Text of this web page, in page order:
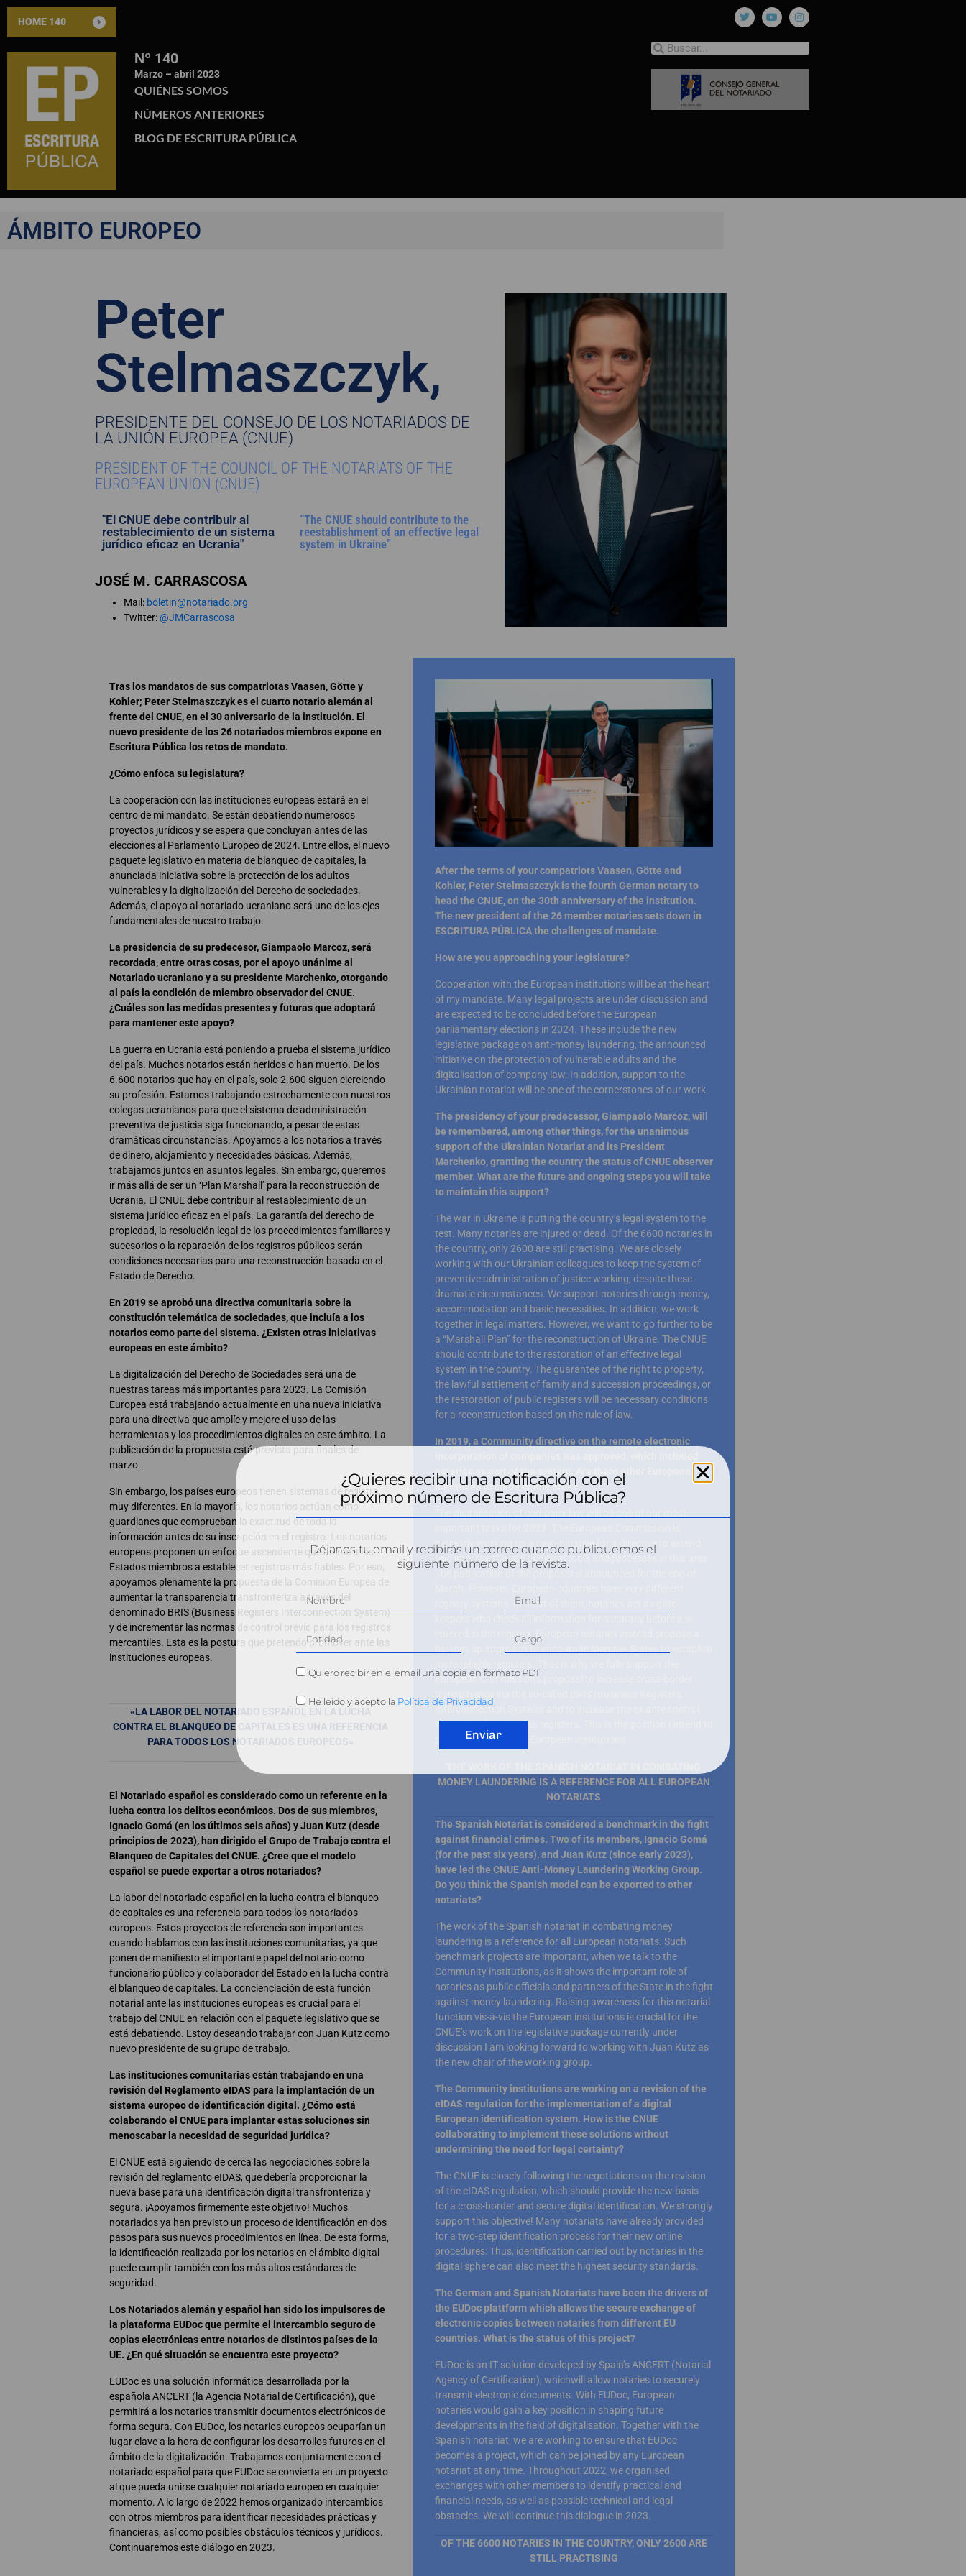
HOME 140
Nº 140
Marzo – abril 2023
QUIÉNES SOMOS
NÚMEROS ANTERIORES
BLOG DE ESCRITURA PÚBLICA
ÁMBITO EUROPEO
Peter
Stelmaszczyk,
PRESIDENTE DEL CONSEJO DE LOS NOTARIADOS DE
LA UNIÓN EUROPEA (CNUE)
PRESIDENT OF THE COUNCIL OF THE NOTARIATS OF THE
EUROPEAN UNION (CNUE)
"El CNUE debe contribuir al
restablecimiento de un sistema
jurídico eficaz en Ucrania"
“The CNUE should contribute to the
reestablishment of an effective legal
system in Ukraine”
JOSÉ M. CARRASCOSA
Mail: boletin@notariado.org
Twitter:@JMCarrascosa
Tras los mandatos de sus compatriotas Vaasen, Götte y
Kohler; Peter Stelmaszczyk es el cuarto notario alemán al
frente del CNUE, en el 30 aniversario de la institución. El
nuevo presidente de los 26 notariados miembros expone en
Escritura Pública los retos de mandato.
¿Cómo enfoca su legislatura?
La cooperación con las instituciones europeas estará en el
centro de mi mandato. Se están debatiendo numerosos
proyectos jurídicos y se espera que concluyan antes de las
elecciones al Parlamento Europeo de 2024. Entre ellos, el nuevo
paquete legislativo en materia de blanqueo de capitales, la
anunciada iniciativa sobre la protección de los adultos
vulnerables y la digitalización del Derecho de sociedades.
Además, el apoyo al notariado ucraniano será uno de los ejes
fundamentales de nuestro trabajo.
La presidencia de su predecesor, Giampaolo Marcoz, será
recordada, entre otras cosas, por el apoyo unánime al
Notariado ucraniano y a su presidente Marchenko, otorgando
al país la condición de miembro observador del CNUE.
¿Cuáles son las medidas presentes y futuras que adoptará
para mantener este apoyo?
La guerra en Ucrania está poniendo a prueba el sistema jurídico
del país. Muchos notarios están heridos o han muerto. De los
6.600 notarios que hay en el país, solo 2.600 siguen ejerciendo
su profesión. Estamos trabajando estrechamente con nuestros
colegas ucranianos para que el sistema de administración
preventiva de justicia siga funcionando, a pesar de estas
dramáticas circunstancias. Apoyamos a los notarios a través
de dinero, alojamiento y necesidades básicas. Además,
trabajamos juntos en asuntos legales. Sin embargo, queremos
ir más allá de ser un ‘Plan Marshall’ para la reconstrucción de
Ucrania. El CNUE debe contribuir al restablecimiento de un
sistema jurídico eficaz en el país. La garantía del derecho de
propiedad, la resolución legal de los procedimientos familiares y
sucesorios o la reparación de los registros públicos serán
condiciones necesarias para una reconstrucción basada en el
Estado de Derecho.
En 2019 se aprobó una directiva comunitaria sobre la
constitución telemática de sociedades, que incluía a los
notarios como parte del sistema. ¿Existen otras iniciativas
europeas en este ámbito?
La digitalización del Derecho de Sociedades será una de
nuestras tareas más importantes para 2023. La Comisión
Europea está trabajando actualmente en una nueva iniciativa
para una directiva que amplíe y mejore el uso de las
herramientas y los procedimientos digitales en este ámbito. La
publicación de la propuesta está prevista para finales de
marzo.
Sin embargo, los países europeos tienen sistemas de registro
muy diferentes. En la mayoría, los notarios actúan como
guardianes que comprueban la exactitud de toda la
información antes de su inscripción en el registro. Los notarios
europeos proponen un enfoque ascendente que anime a los
Estados miembros a establecer registros más fiables. Por eso,
apoyamos plenamente la propuesta de la Comisión Europea de
aumentar la transparencia transfronteriza a través del
denominado BRIS (Business Registers Interconnection System)
y de incrementar las normas de control previo para los registros
mercantiles. Esta es la postura que pretendo promover ante las
instituciones europeas.
«LA LABOR DEL NOTARIADO ESPAÑOL EN LA LUCHA
CONTRA EL BLANQUEO DE CAPITALES ES UNA REFERENCIA
PARA TODOS LOS NOTARIADOS EUROPEOS»
El Notariado español es considerado como un referente en la
lucha contra los delitos económicos. Dos de sus miembros,
Ignacio Gomá (en los últimos seis años) y Juan Kutz (desde
principios de 2023), han dirigido el Grupo de Trabajo contra el
Blanqueo de Capitales del CNUE. ¿Cree que el modelo
español se puede exportar a otros notariados?
La labor del notariado español en la lucha contra el blanqueo
de capitales es una referencia para todos los notariados
europeos. Estos proyectos de referencia son importantes
cuando hablamos con las instituciones comunitarias, ya que
ponen de manifiesto el importante papel del notario como
funcionario público y colaborador del Estado en la lucha contra
el blanqueo de capitales. La concienciación de esta función
notarial ante las instituciones europeas es crucial para el
trabajo del CNUE en relación con el paquete legislativo que se
está debatiendo. Estoy deseando trabajar con Juan Kutz como
nuevo presidente de su grupo de trabajo.
Las instituciones comunitarias están trabajando en una
revisión del Reglamento eIDAS para la implantación de un
sistema europeo de identificación digital. ¿Cómo está
colaborando el CNUE para implantar estas soluciones sin
menoscabar la necesidad de seguridad jurídica?
El CNUE está siguiendo de cerca las negociaciones sobre la
revisión del reglamento eIDAS, que debería proporcionar la
nueva base para una identificación digital transfronteriza y
segura. ¡Apoyamos firmemente este objetivo! Muchos
notariados ya han previsto un proceso de identificación en dos
pasos para sus nuevos procedimientos en línea. De esta forma,
la identificación realizada por los notarios en el ámbito digital
puede cumplir también con los más altos estándares de
seguridad.
Los Notariados alemán y español han sido los impulsores de
la plataforma EUDoc que permite el intercambio seguro de
copias electrónicas entre notarios de distintos países de la
UE. ¿En qué situación se encuentra este proyecto?
EUDoc es una solución informática desarrollada por la
española ANCERT (la Agencia Notarial de Certificación), que
permitirá a los notarios transmitir documentos electrónicos de
forma segura. Con EUDoc, los notarios europeos ocuparían un
lugar clave a la hora de configurar los desarrollos futuros en el
ámbito de la digitalización. Trabajamos conjuntamente con el
notariado español para que EUDoc se convierta en un proyecto
al que pueda unirse cualquier notariado europeo en cualquier
momento. A lo largo de 2022 hemos organizado intercambios
con otros miembros para identificar necesidades prácticas y
financieras, así como posibles obstáculos técnicos y jurídicos.
Continuaremos este diálogo en 2023.
After the terms of your compatriots Vaasen, Götte and
Kohler, Peter Stelmaszczyk is the fourth German notary to
head the CNUE, on the 30th anniversary of the institution.
The new president of the 26 member notaries sets down in
ESCRITURA PÚBLICA the challenges of mandate.
How are you approaching your legislature?
Cooperation with the European institutions will be at the heart
of my mandate. Many legal projects are under discussion and
are expected to be concluded before the European
parliamentary elections in 2024. These include the new
legislative package on anti-money laundering, the announced
initiative on the protection of vulnerable adults and the
digitalisation of company law. In addition, support to the
Ukrainian notariat will be one of the cornerstones of our work.
The presidency of your predecessor, Giampaolo Marcoz, will
be remembered, among other things, for the unanimous
support of the Ukrainian Notariat and its President
Marchenko, granting the country the status of CNUE observer
member. What are the future and ongoing steps you will take
to maintain this support?
The war in Ukraine is putting the country’s legal system to the
test. Many notaries are injured or dead. Of the 6600 notaries in
the country, only 2600 are still practising. We are closely
working with our Ukrainian colleagues to keep the system of
preventive administration of justice working, despite these
dramatic circumstances. We support notaries through money,
accommodation and basic necessities. In addition, we work
together in legal matters. However, we want to go further to be
a “Marshall Plan” for the reconstruction of Ukraine. The CNUE
should contribute to the restoration of an effective legal
system in the country. The guarantee of the right to property,
the lawful settlement of family and succession proceedings, or
the restoration of public registers will be necessary conditions
for a reconstruction based on the rule of law.
In 2019, a Community directive on the remote electronic
notaries as part of the system. Are there other European
initiatives to come in this area?
currently working on a new initiative for a directive to extend
and improve the use of digital tools and processes in this area.
registry systems. In most of them, notaries act as gate-
entered in the register. European notaries instead propose a
European Commission’s proposal to increase cross-border
standards for business registers. This is the position I intend to
promote vis-à-vis the European institutions.
MONEY LAUNDERING IS A REFERENCE FOR ALL EUROPEAN
NOTARIATS
The Spanish Notariat is considered a benchmark in the fight
against financial crimes. Two of its members, Ignacio Gomá
(for the past six years), and Juan Kutz (since early 2023),
have led the CNUE Anti-Money Laundering Working Group.
Do you think the Spanish model can be exported to other
notariats?
The work of the Spanish notariat in combating money
laundering is a reference for all European notariats. Such
benchmark projects are important, when we talk to the
Community institutions, as it shows the important role of
notaries as public officials and partners of the State in the fight
against money laundering. Raising awareness for this notarial
function vis-à-vis the European institutions is crucial for the
CNUE’s work on the legislative package currently under
discussion I am looking forward to working with Juan Kutz as
the new chair of the working group.
The Community institutions are working on a revision of the
eIDAS regulation for the implementation of a digital
European identification system. How is the CNUE
collaborating to implement these solutions without
undermining the need for legal certainty?
The CNUE is closely following the negotiations on the revision
of the eIDAS regulation, which should provide the new basis
for a cross-border and secure digital identification. We strongly
support this objective! Many notariats have already provided
for a two-step identification process for their new online
procedures: Thus, identification carried out by notaries in the
digital sphere can also meet the highest security standards.
The German and Spanish Notariats have been the drivers of
the EUDoc plattform which allows the secure exchange of
electronic copies between notaries from different EU
countries. What is the status of this project?
EUDoc is an IT solution developed by Spain’s ANCERT (Notarial
Agency of Certification), whichwill allow notaries to securely
transmit electronic documents. With EUDoc, European
notaries would gain a key position in shaping future
developments in the field of digitalisation. Together with the
Spanish notariat, we are working to ensure that EUDoc
becomes a project, which can be joined by any European
notariat at any time. Throughout 2022, we organised
exchanges with other members to identify practical and
financial needs, as well as possible technical and legal
obstacles. We will continue this dialogue in 2023.
OF THE 6600 NOTARIES IN THE COUNTRY, ONLY 2600 ARE
STILL PRACTISING
¿Quieres recibir una notificación con el
próximo número de Escritura Pública?
Déjanos tu email y recibirás un correo cuando publiquemos el
siguiente número de la revista.
Quiero recibir en el email una copia en formato PDF
He leído y acepto la Política de Privacidad
Enviar